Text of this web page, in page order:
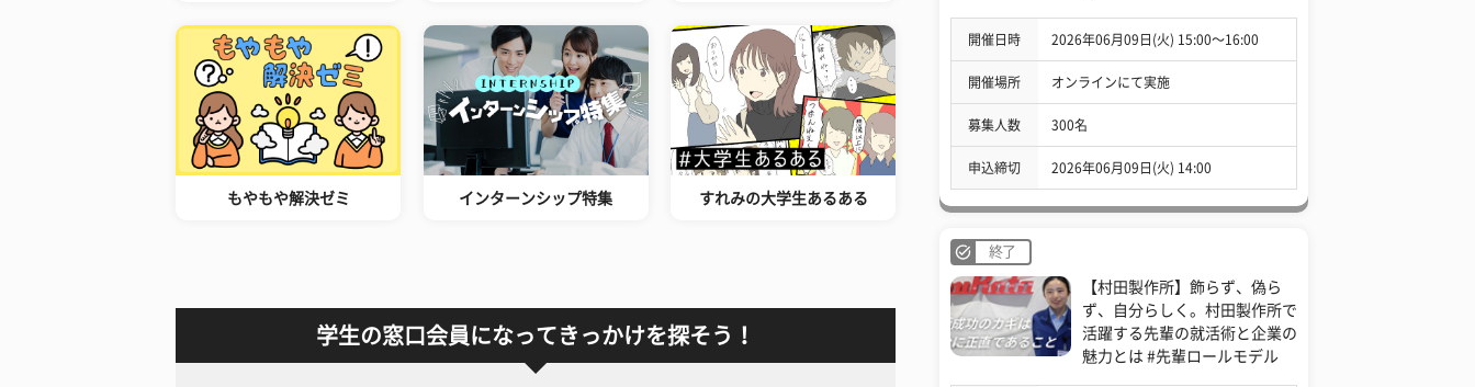
もやもや解決ゼミ インターンシップ特集 すれみの大学生あるある
学生の窓口会員になってきっかけを探そう！
開催日時 2026年06月09日(火) 15:00〜16:00
開催場所 オンラインにて実施
募集人数 300名
申込締切 2026年06月09日(火) 14:00
終了
【村田製作所】飾らず、偽ら
ず、自分らしく。村田製作所で
活躍する先輩の就活術と企業の
魅力とは #先輩ロールモデル